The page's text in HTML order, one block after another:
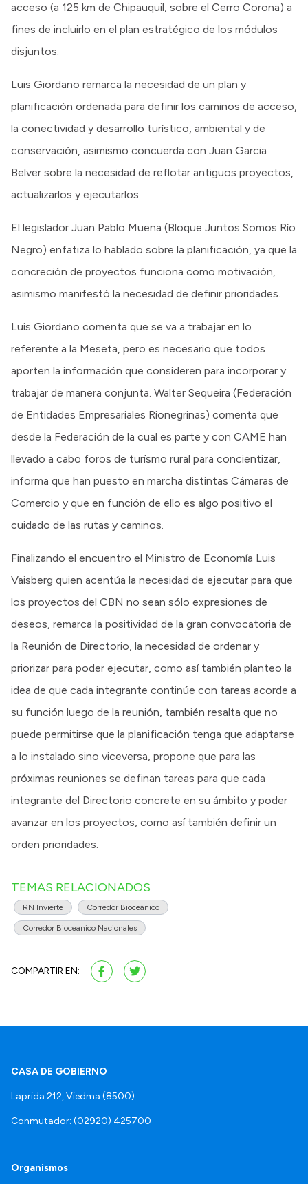
acceso (a 125 km de Chipauquil, sobre el Cerro Corona) a
fines de incluirlo en el plan estratégico de los módulos
disjuntos.
Luis Giordano remarca la necesidad de un plan y
planificación ordenada para definir los caminos de acceso,
la conectividad y desarrollo turístico, ambiental y de
conservación, asimismo concuerda con Juan Garcia
Belver sobre la necesidad de reflotar antiguos proyectos,
actualizarlos y ejecutarlos.
El legislador Juan Pablo Muena (Bloque Juntos Somos Río
Negro) enfatiza lo hablado sobre la planificación, ya que la
concreción de proyectos funciona como motivación,
asimismo manifestó la necesidad de definir prioridades.
Luis Giordano comenta que se va a trabajar en lo
referente a la Meseta, pero es necesario que todos
aporten la información que consideren para incorporar y
trabajar de manera conjunta. Walter Sequeira (Federación
de Entidades Empresariales Rionegrinas) comenta que
desde la Federación de la cual es parte y con CAME han
llevado a cabo foros de turísmo rural para concientizar,
informa que han puesto en marcha distintas Cámaras de
Comercio y que en función de ello es algo positivo el
cuidado de las rutas y caminos.
Finalizando el encuentro el Ministro de Economía Luis
Vaisberg quien acentúa la necesidad de ejecutar para que
los proyectos del CBN no sean sólo expresiones de
deseos, remarca la positividad de la gran convocatoria de
la Reunión de Directorio, la necesidad de ordenar y
priorizar para poder ejecutar, como así también planteo la
idea de que cada integrante continúe con tareas acorde a
su función luego de la reunión, también resalta que no
puede permitirse que la planificación tenga que adaptarse
a lo instalado sino viceversa, propone que para las
próximas reuniones se definan tareas para que cada
integrante del Directorio concrete en su ámbito y poder
avanzar en los proyectos, como así también definir un
orden prioridades.
TEMAS RELACIONADOS
RN Invierte Corredor Bioceánico
Corredor Bioceanico Nacionales
COMPARTIR EN:
CASA DE GOBIERNO
Laprida 212, Viedma (8500)
Conmutador: (02920) 425700
Organismos